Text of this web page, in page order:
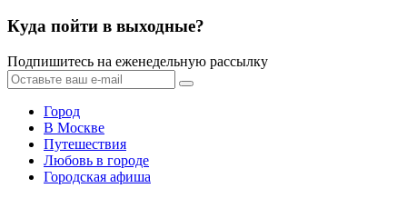
Куда пойти в выходные?
Подпишитесь на еженедельную рассылку
Город
В Москве
Путешествия
Любовь в городе
Городская афиша